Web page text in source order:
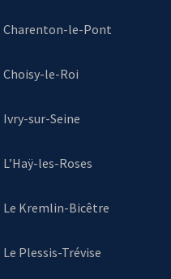
Charenton-le-Pont
Choisy-le-Roi
Ivry-sur-Seine
L’Haÿ-les-Roses
Le Kremlin-Bicêtre
Le Plessis-Trévise